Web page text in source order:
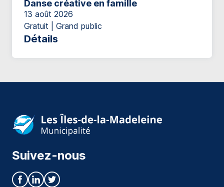
Danse créative en famille
13 août 2026
Gratuit | Grand public
Détails
Suivez-nous